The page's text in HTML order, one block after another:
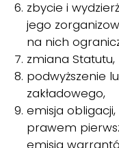
zbycie i
jego
na nich
zmiana Statutu,
podwyższenie
zakładowego,
emisja
prawem